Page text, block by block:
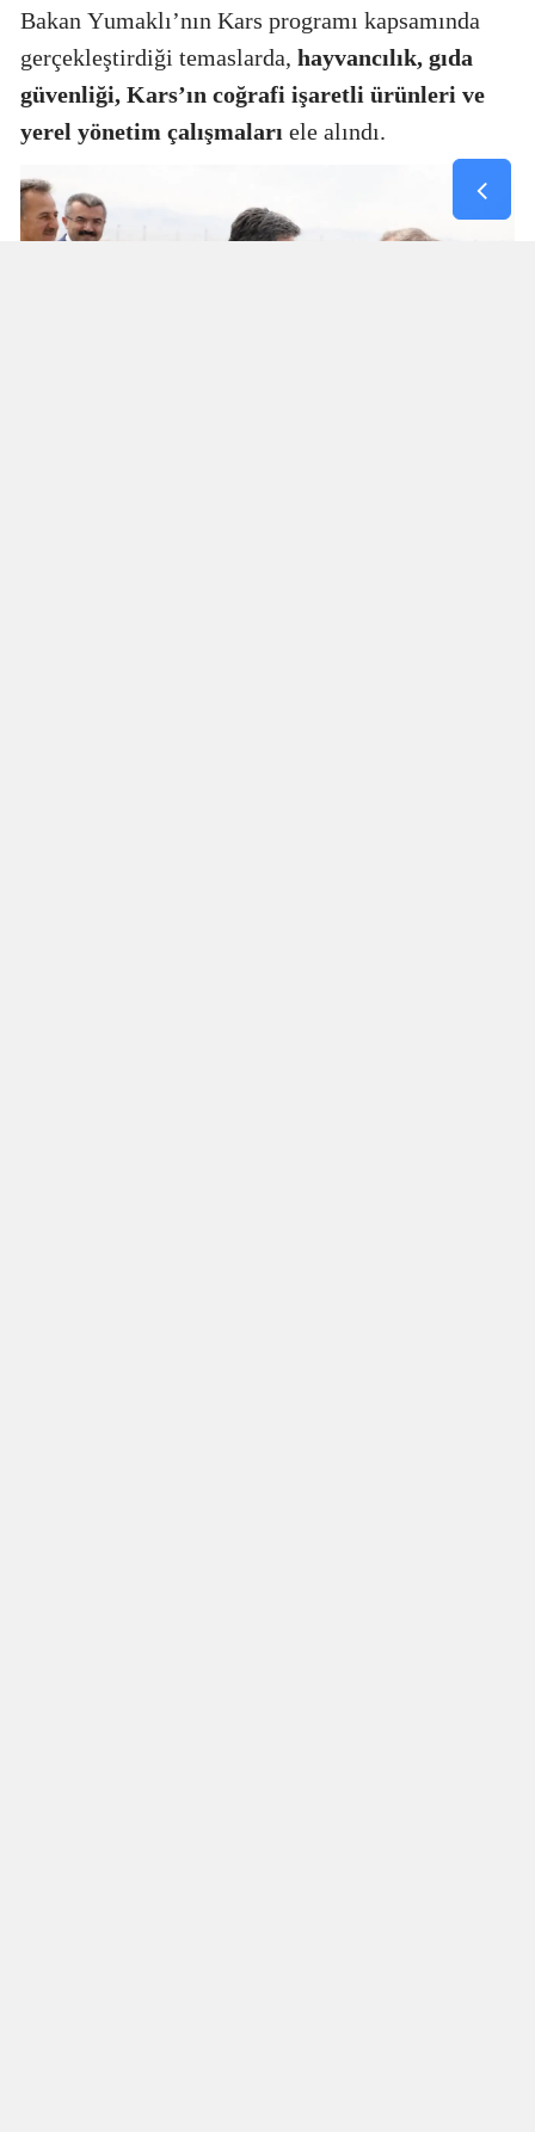
Bakan Yumaklı’nın Kars programı kapsamında
gerçekleştirdiği temaslarda, hayvancılık, gıda
güvenliği, Kars’ın coğrafi işaretli ürünleri ve
yerel yönetim çalışmaları ele alındı.